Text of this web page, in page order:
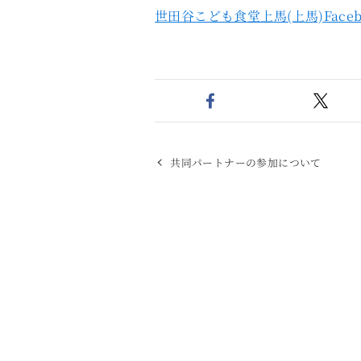
世田谷こども食堂上馬(上馬
共同パートナーの参加について